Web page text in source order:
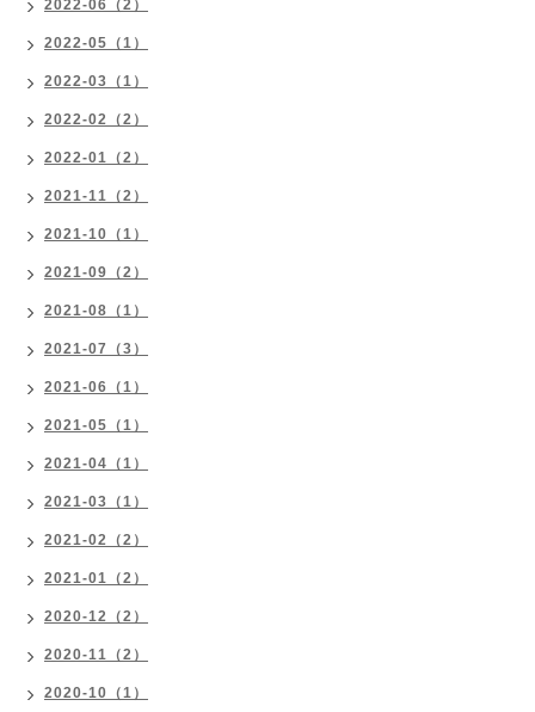
2022-06（2）
2022-05（1）
2022-03（1）
2022-02（2）
2022-01（2）
2021-11（2）
2021-10（1）
2021-09（2）
2021-08（1）
2021-07（3）
2021-06（1）
2021-05（1）
2021-04（1）
2021-03（1）
2021-02（2）
2021-01（2）
2020-12（2）
2020-11（2）
2020-10（1）